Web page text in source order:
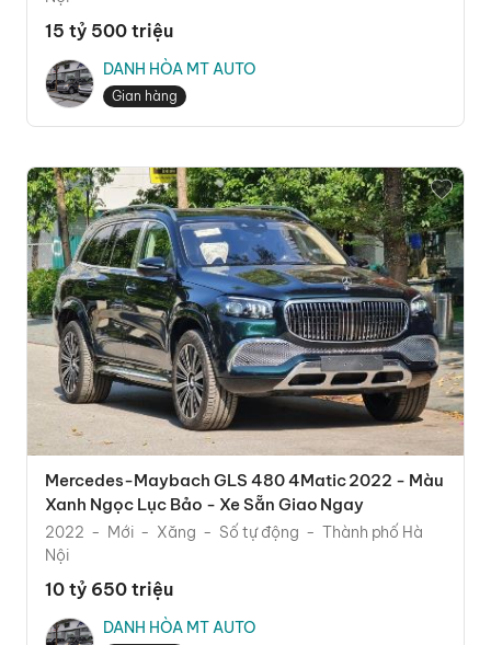
15 tỷ 500 triệu
DANH HÒA MT AUTO
Gian hàng
Mercedes-Maybach GLS 480 4Matic 2022 - Màu
Xanh Ngọc Lục Bảo - Xe Sẵn Giao Ngay
2022 Mới Xăng Số tự động
Thành phố Hà
Nội
10 tỷ 650 triệu
DANH HÒA MT AUTO